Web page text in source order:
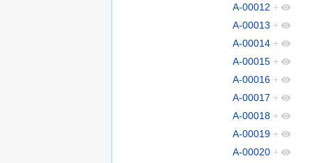
A-00012 +
A-00013 +
A-00014 +
A-00015 +
A-00016 +
A-00017 +
A-00018 +
A-00019 +
A-00020 +